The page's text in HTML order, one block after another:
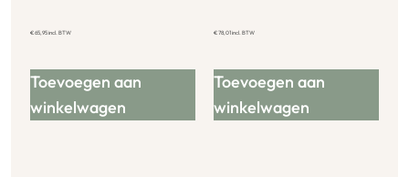
€65,95incl. BTW
Toevoegen aan
winkelwagen
€78,01incl. BTW
Toevoegen aan
winkelwagen